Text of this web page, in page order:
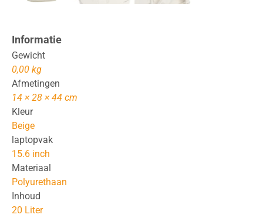
Informatie
Gewicht
0,00 kg
Afmetingen
14 × 28 × 44 cm
Kleur
Beige
laptopvak
15.6 inch
Materiaal
Polyurethaan
Inhoud
20 Liter